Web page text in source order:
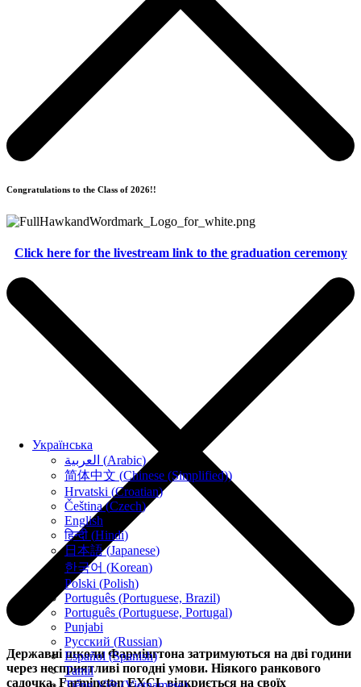
Українська
العربية (Arabic)
简体中文 (Chinese (Simplified))
Hrvatski (Croatian)
Čeština(Czech)
English
हिन्दी (Hindi)
日本語(Japanese)
한국어 (Korean)
Polski (Polish)
Português (Portuguese, Brazil)
Português (Portuguese, Portugal)
Punjabi
Русский (Russian)
Español (Spanish)
Tamil
Congratulations to the Class of 2026!!
Click here for the livestream link to the graduation ceremony
Державні школи Фармінгтона затримуються на дві години
через несприятливі погодні умови. Ніякого ранкового
садочка. Farmington EXCL відкриється на своїх